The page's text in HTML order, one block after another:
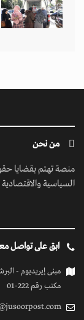
من نحن
منصة تهتم بقضايا
السياسية
ابق على تواصل
مبنى إيريديوم -
مكتب رقم 222-01